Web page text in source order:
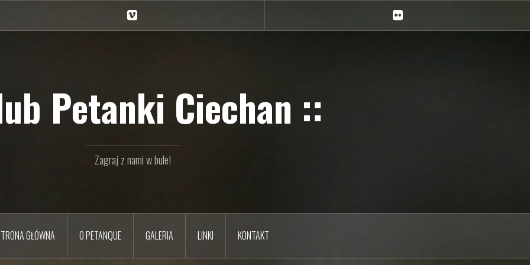
na
na
Petanki Ciechan ::
Zagraj z nami w bule!
GŁÓWNA O PETANQUE GALERIA LINKI KONTAKT